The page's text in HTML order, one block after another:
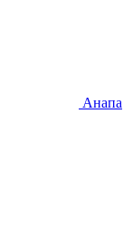
Анапа